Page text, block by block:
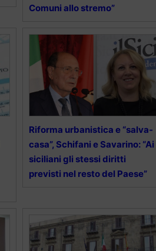
Comuni allo stremo”
Riforma urbanistica e “salva-
casa”, Schifani e Savarino: “Ai
siciliani gli stessi diritti
previsti nel resto del Paese”